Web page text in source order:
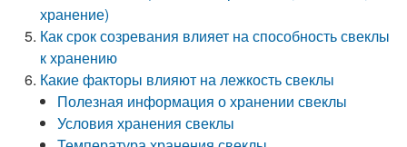
хранение)
Как срок созревания влияет на способность свеклы
к хранению
Какие факторы влияют на лежкость свеклы
Полезная информация о хранении свеклы
Условия хранения свеклы